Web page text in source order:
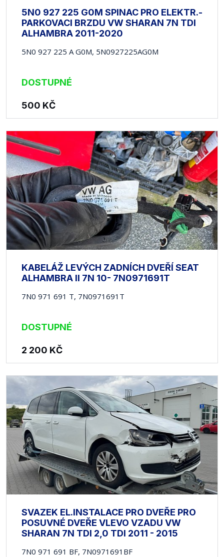
5N0 927 225 G0M SPINAC PRO ELEKTR.-
PARKOVACI BRZDU VW SHARAN 7N TDI
ALHAMBRA 2011-2020
5N0 927 225 A G0M, 5N0927225AG0M
DOSTUPNÉ
500 KČ
KABELÁŽ LEVÝCH ZADNÍCH DVEŘÍ SEAT
ALHAMBRA II 7N 10- 7N0971691T
7N0 971 691 T, 7N0971691T
DOSTUPNÉ
2 200 KČ
SVAZEK EL.INSTALACE PRO DVEŘE PRO
POSUVNÉ DVEŘE VLEVO VZADU VW
SHARAN 7N TDI 2,0 TDI 2011 - 2015
7N0 971 691 BF, 7N0971691BF